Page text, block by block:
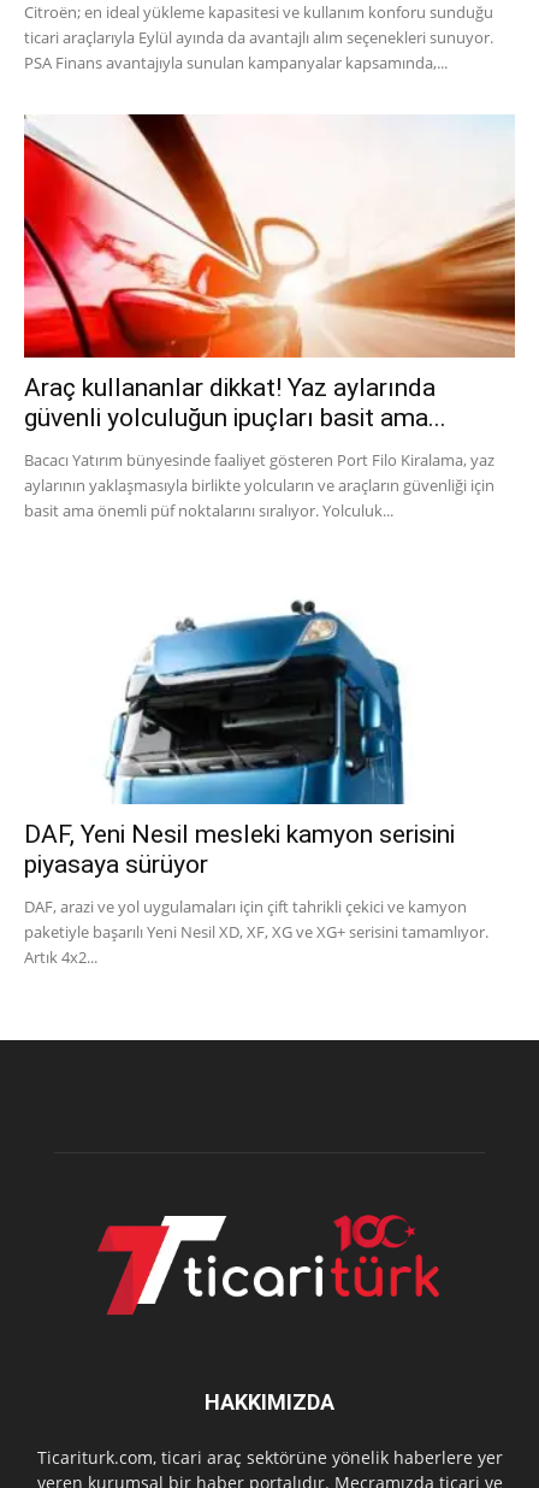
Citroën; en ideal yükleme kapasitesi ve kullanım konforu sunduğu
ticari araçlarıyla Eylül ayında da avantajlı alım seçenekleri sunuyor.
PSA Finans avantajıyla sunulan kampanyalar kapsamında,...
Araç kullananlar dikkat! Yaz aylarında
güvenli yolculuğun ipuçları basit ama...
Bacacı Yatırım bünyesinde faaliyet gösteren Port Filo Kiralama, yaz
aylarının yaklaşmasıyla birlikte yolcuların ve araçların güvenliği için
basit ama önemli püf noktalarını sıralıyor. Yolculuk...
DAF, Yeni Nesil mesleki kamyon serisini
piyasaya sürüyor
DAF, arazi ve yol uygulamaları için çift tahrikli çekici ve kamyon
paketiyle başarılı Yeni Nesil XD, XF, XG ve XG+ serisini tamamlıyor.
Artık 4x2...
HAKKIMIZDA
Ticariturk.com, ticari araç sektörüne yönelik haberlere yer
veren kurumsal bir haber portalıdır. Mecramızda ticari ve